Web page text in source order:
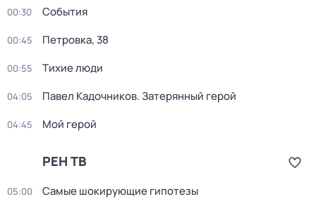
00:30 События
00:45 Петровка, 38
00:55 Тихие люди
04:05 Павел Кадочников. Затерянный герой
04:45 Мой герой
РЕН ТВ
05:00 Самые шoкиpующие гипотезы